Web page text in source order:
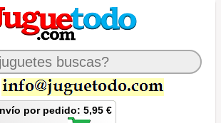
por pedido: 5,95 €